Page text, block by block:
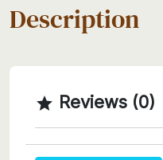
Description
 Reviews (0)